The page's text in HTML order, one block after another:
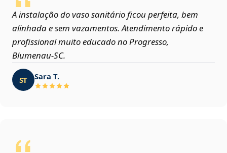
A instalação do vaso sanitário ficou perfeita, bem
alinhada e sem vazamentos. Atendimento rápido e
profissional muito educado no Progresso,
Blumenau‑SC.
ST Sara T.